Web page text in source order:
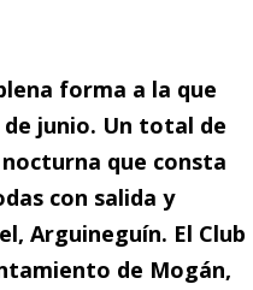
forma a la que
de junio. Un total de
que consta
con salida y
Arguineguín. El Club
de Mogán,